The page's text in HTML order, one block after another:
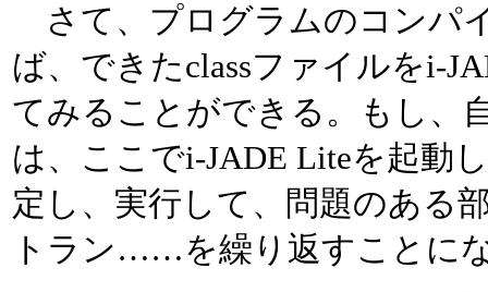
さて、プログラムのコンパ
ば、できたclassファイルをi-
てみることができる。もし、
は、ここでi-JADE Liteを起動
定し、実行して、問題のある
トラン……を繰り返すことに